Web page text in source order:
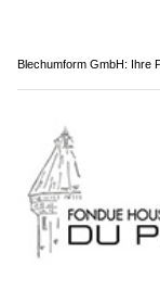
Blechumform GmbH: Ihre